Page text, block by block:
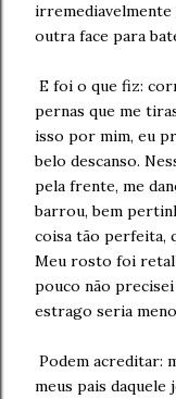
irremediavelmente
outra face para
E foi o que fiz:
pernas que me
isso por mim, eu
belo descanso.
pela frente, me
barrou, bem
coisa tão perfeita,
Meu rosto foi
pouco não precisei
estrago seria
Podem acreditar:
meus pais daquele